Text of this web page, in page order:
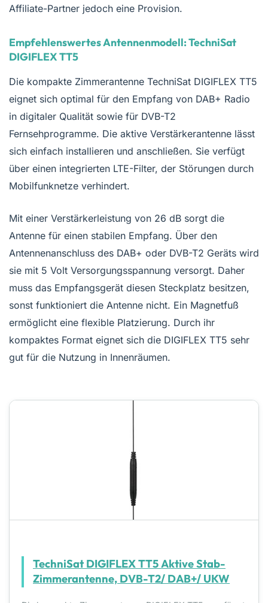
Affiliate-Partner jedoch eine Provision.
Empfehlenswertes Antennenmodell: TechniSat
DIGIFLEX TT5
Die kompakte Zimmerantenne TechniSat DIGIFLEX TT5
eignet sich optimal für den Empfang von DAB+ Radio
in digitaler Qualität sowie für DVB-T2
Fernsehprogramme. Die aktive Verstärkerantenne lässt
sich einfach installieren und anschließen. Sie verfügt
über einen integrierten LTE-Filter, der Störungen durch
Mobilfunknetze verhindert.
Mit einer Verstärkerleistung von 26 dB sorgt die
Antenne für einen stabilen Empfang. Über den
Antennenanschluss des DAB+ oder DVB-T2 Geräts wird
sie mit 5 Volt Versorgungsspannung versorgt. Daher
muss das Empfangsgerät diesen Steckplatz besitzen,
sonst funktioniert die Antenne nicht. Ein Magnetfuß
ermöglicht eine flexible Platzierung. Durch ihr
kompaktes Format eignet sich die DIGIFLEX TT5 sehr
gut für die Nutzung in Innenräumen.
TechniSat DIGIFLEX TT5 Aktive Stab-
Zimmerantenne, DVB-T2/ DAB+/ UKW